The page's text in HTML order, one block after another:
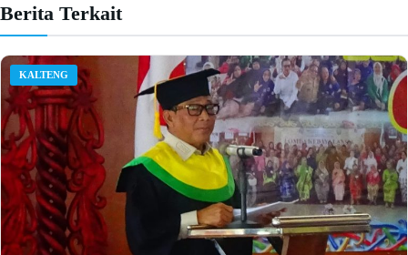
Berita Terkait
KALTENG